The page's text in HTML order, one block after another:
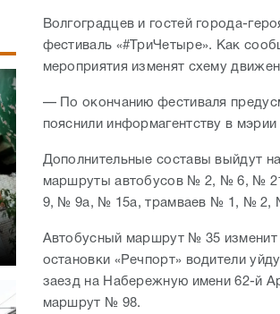
Волгоградцев и гостей города-
фестиваль «#ТриЧетыре». Как
мероприятия изменят схему
— По окончанию фестиваля
пояснили информагентству в мэрии
Дополнительные составы выйдут
маршруты автобусов № 2, № 6, №
9, № 9а, № 15а, трамваев № 1, № 2,
Автобусный маршрут № 35
остановки «Речпорт» водители
заезд на Набережную имени 62-й
маршрут № 98.